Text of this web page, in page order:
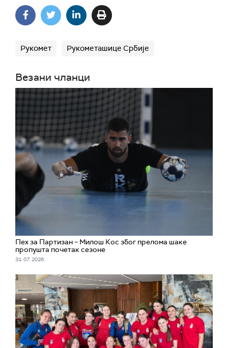
Рукомет Рукометашице Србије
Везани чланци
Пех за Партизан – Милош Кос због прелома шаке
пропушта почетак сезоне
31. 07. 2026.